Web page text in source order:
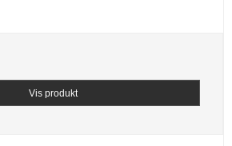
Vis produkt